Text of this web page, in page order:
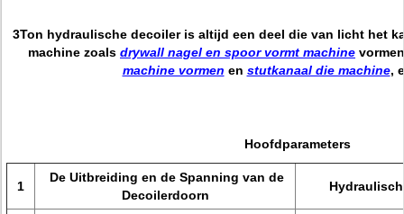
3Ton hydraulische decoiler is altijd een deel die van licht het
machine zoals drywall nagel en spoor vormt machine
machine vormen en stutkanaal die machine,
Hoofdparameters
1
De Uitbreiding en de Spanning van de
Decoilerdoorn